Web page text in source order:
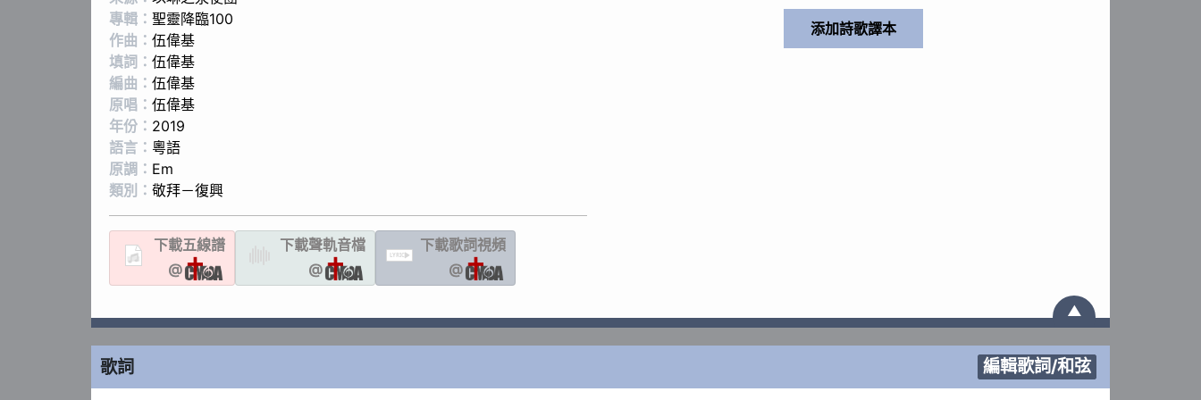
專輯： 聖靈降臨100
作曲： 伍偉基
填詞： 伍偉基
編曲： 伍偉基
原唱： 伍偉基
年份： 2019
語言： 粵語
原調： Em
類別： 敬拜－復興
下載五線譜
@
下載聲軌音檔
@
LYRIC
下載歌詞視頻
@
▲
歌詞 編輯歌詞/和弦